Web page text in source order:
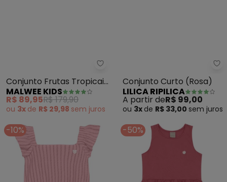
Malwee Kids - Conjunto Frutas
Conjunto Frutas Tropicais
em Viscose (Rosa)
MALWEE KIDS
R$ 89,95R$ 179,90
ou 3x de R$ 29,98 semjuros
Conjunto Curto (Rosa)
LILICA RIPILICA
A partir deR$ 99,00
ou 3x de R$ 33,00 semjuros
-10% -50%